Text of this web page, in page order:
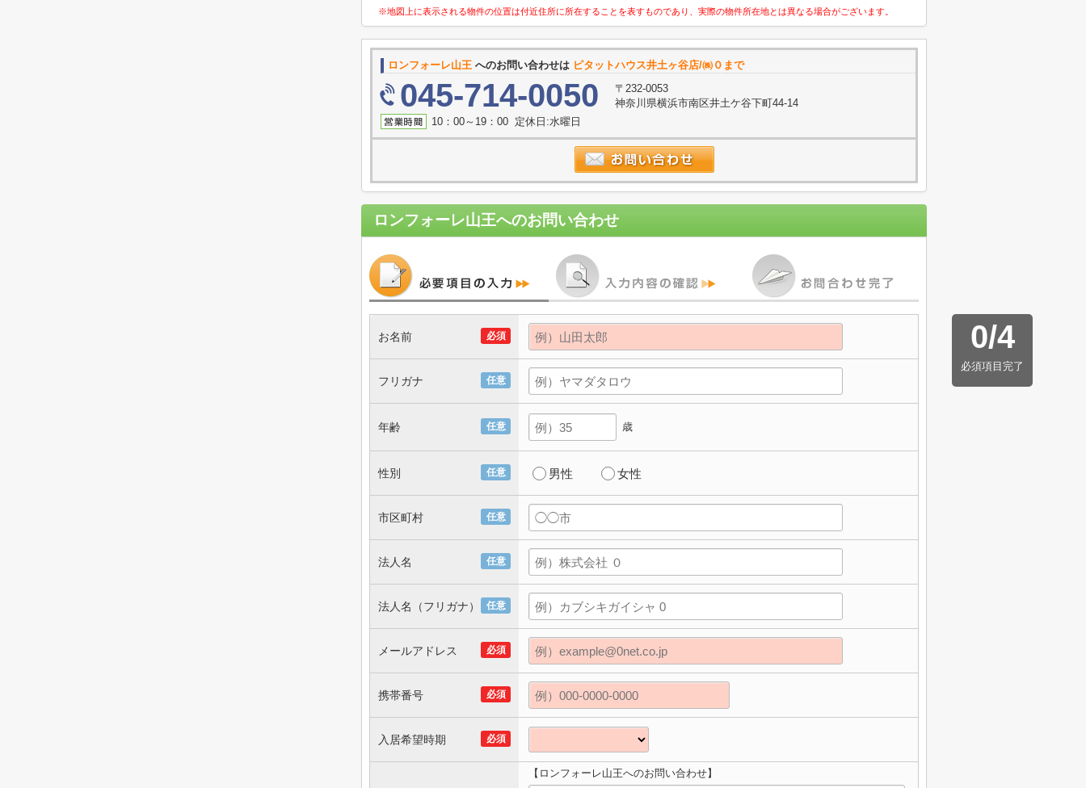
※地図上に表示される物件の位置は付近住所に所在することを表すものであり、実際の物件所在地とは異なる場合がございます。
ロンフォーレ山王 へのお問い合わせは ピタットハウス井土ヶ谷店/㈱０まで
045-714-0050
〒232-0053
神奈川県横浜市南区井土ケ谷下町44-14
10：00～19：00 定休日:水曜日
ロンフォーレ山王へのお問い合わせ
0/4
必須項目完了
必須
お名前
任意
フリガナ
任意
年齢 歳
任意
性別 男性 女性
任意
市区町村
任意
法人名
任意
法人名（フリガナ）
必須
メールアドレス
必須
携帯番号
必須
入居希望時期
【ロンフォーレ山王へのお問い合わせ】